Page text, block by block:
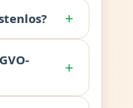
+
+